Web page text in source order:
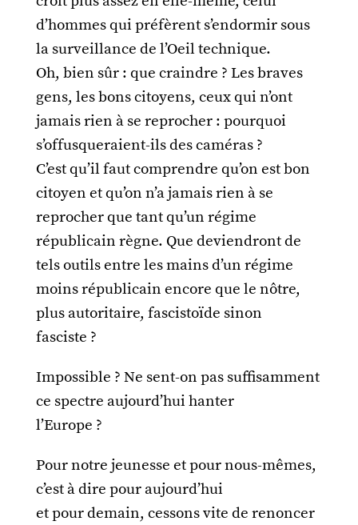
d’hommes qui préfèrent s’endormir sous
la surveillance de l’Oeil technique.
Oh, bien sûr : que craindre ? Les braves
gens, les bons citoyens, ceux qui n’ont
jamais rien à se reprocher : pourquoi
s’offusqueraient-ils des caméras ?
C’est qu’il faut comprendre qu’on est bon
citoyen et qu’on n’a jamais rien à se
reprocher que tant qu’un régime
républicain règne. Que deviendront de
tels outils entre les mains d’un régime
moins républicain encore que le nôtre,
plus autoritaire, fascistoïde sinon
fasciste ?
Impossible ? Ne sent-on pas suffisamment
ce spectre aujourd’hui hanter
l’Europe ?
Pour notre jeunesse et pour nous-mêmes,
c’est à dire pour aujourd’hui
et pour demain, cessons vite de renoncer